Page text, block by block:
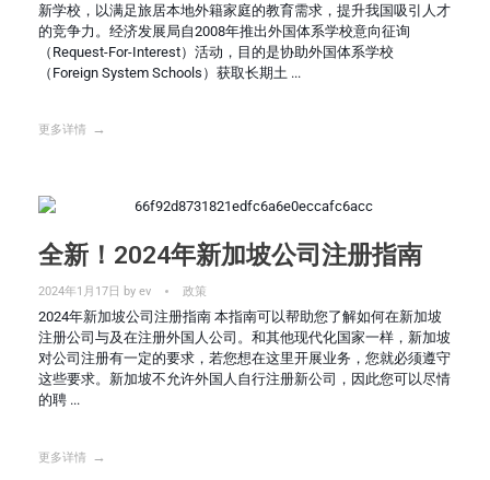
新学校，以满足旅居本地外籍家庭的教育需求，提升我国吸引人才
的竞争力。经济发展局自2008年推出外国体系学校意向征询
（Request-For-Interest）活动，目的是协助外国体系学校
（Foreign System Schools）获取长期土 ...
更多详情
全新！2024年新加坡公司注册指南
2024年1月17日 by ev 政策
2024年新加坡公司注册指南 本指南可以帮助您了解如何在新加坡
注册公司与及在注册外国人公司。和其他现代化国家一样，新加坡
对公司注册有一定的要求，若您想在这里开展业务，您就必须遵守
这些要求。新加坡不允许外国人自行注册新公司，因此您可以尽情
的聘 ...
更多详情